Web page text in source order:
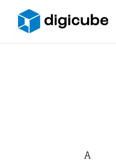
Inhalt
A